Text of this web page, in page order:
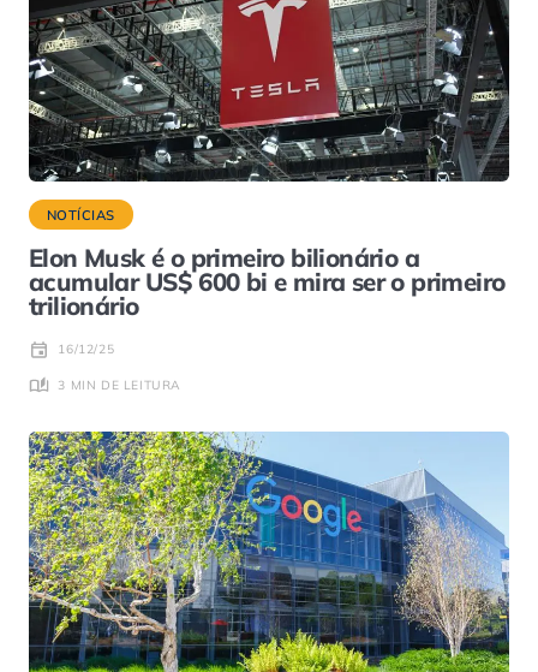
NOTÍCIAS
Elon Musk é o primeiro bilionário a
acumular US$ 600 bi e mira ser o primeiro
trilionário
16/12/25
3 MIN DE LEITURA